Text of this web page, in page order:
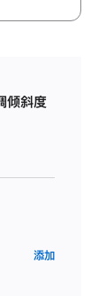
斜度
添加